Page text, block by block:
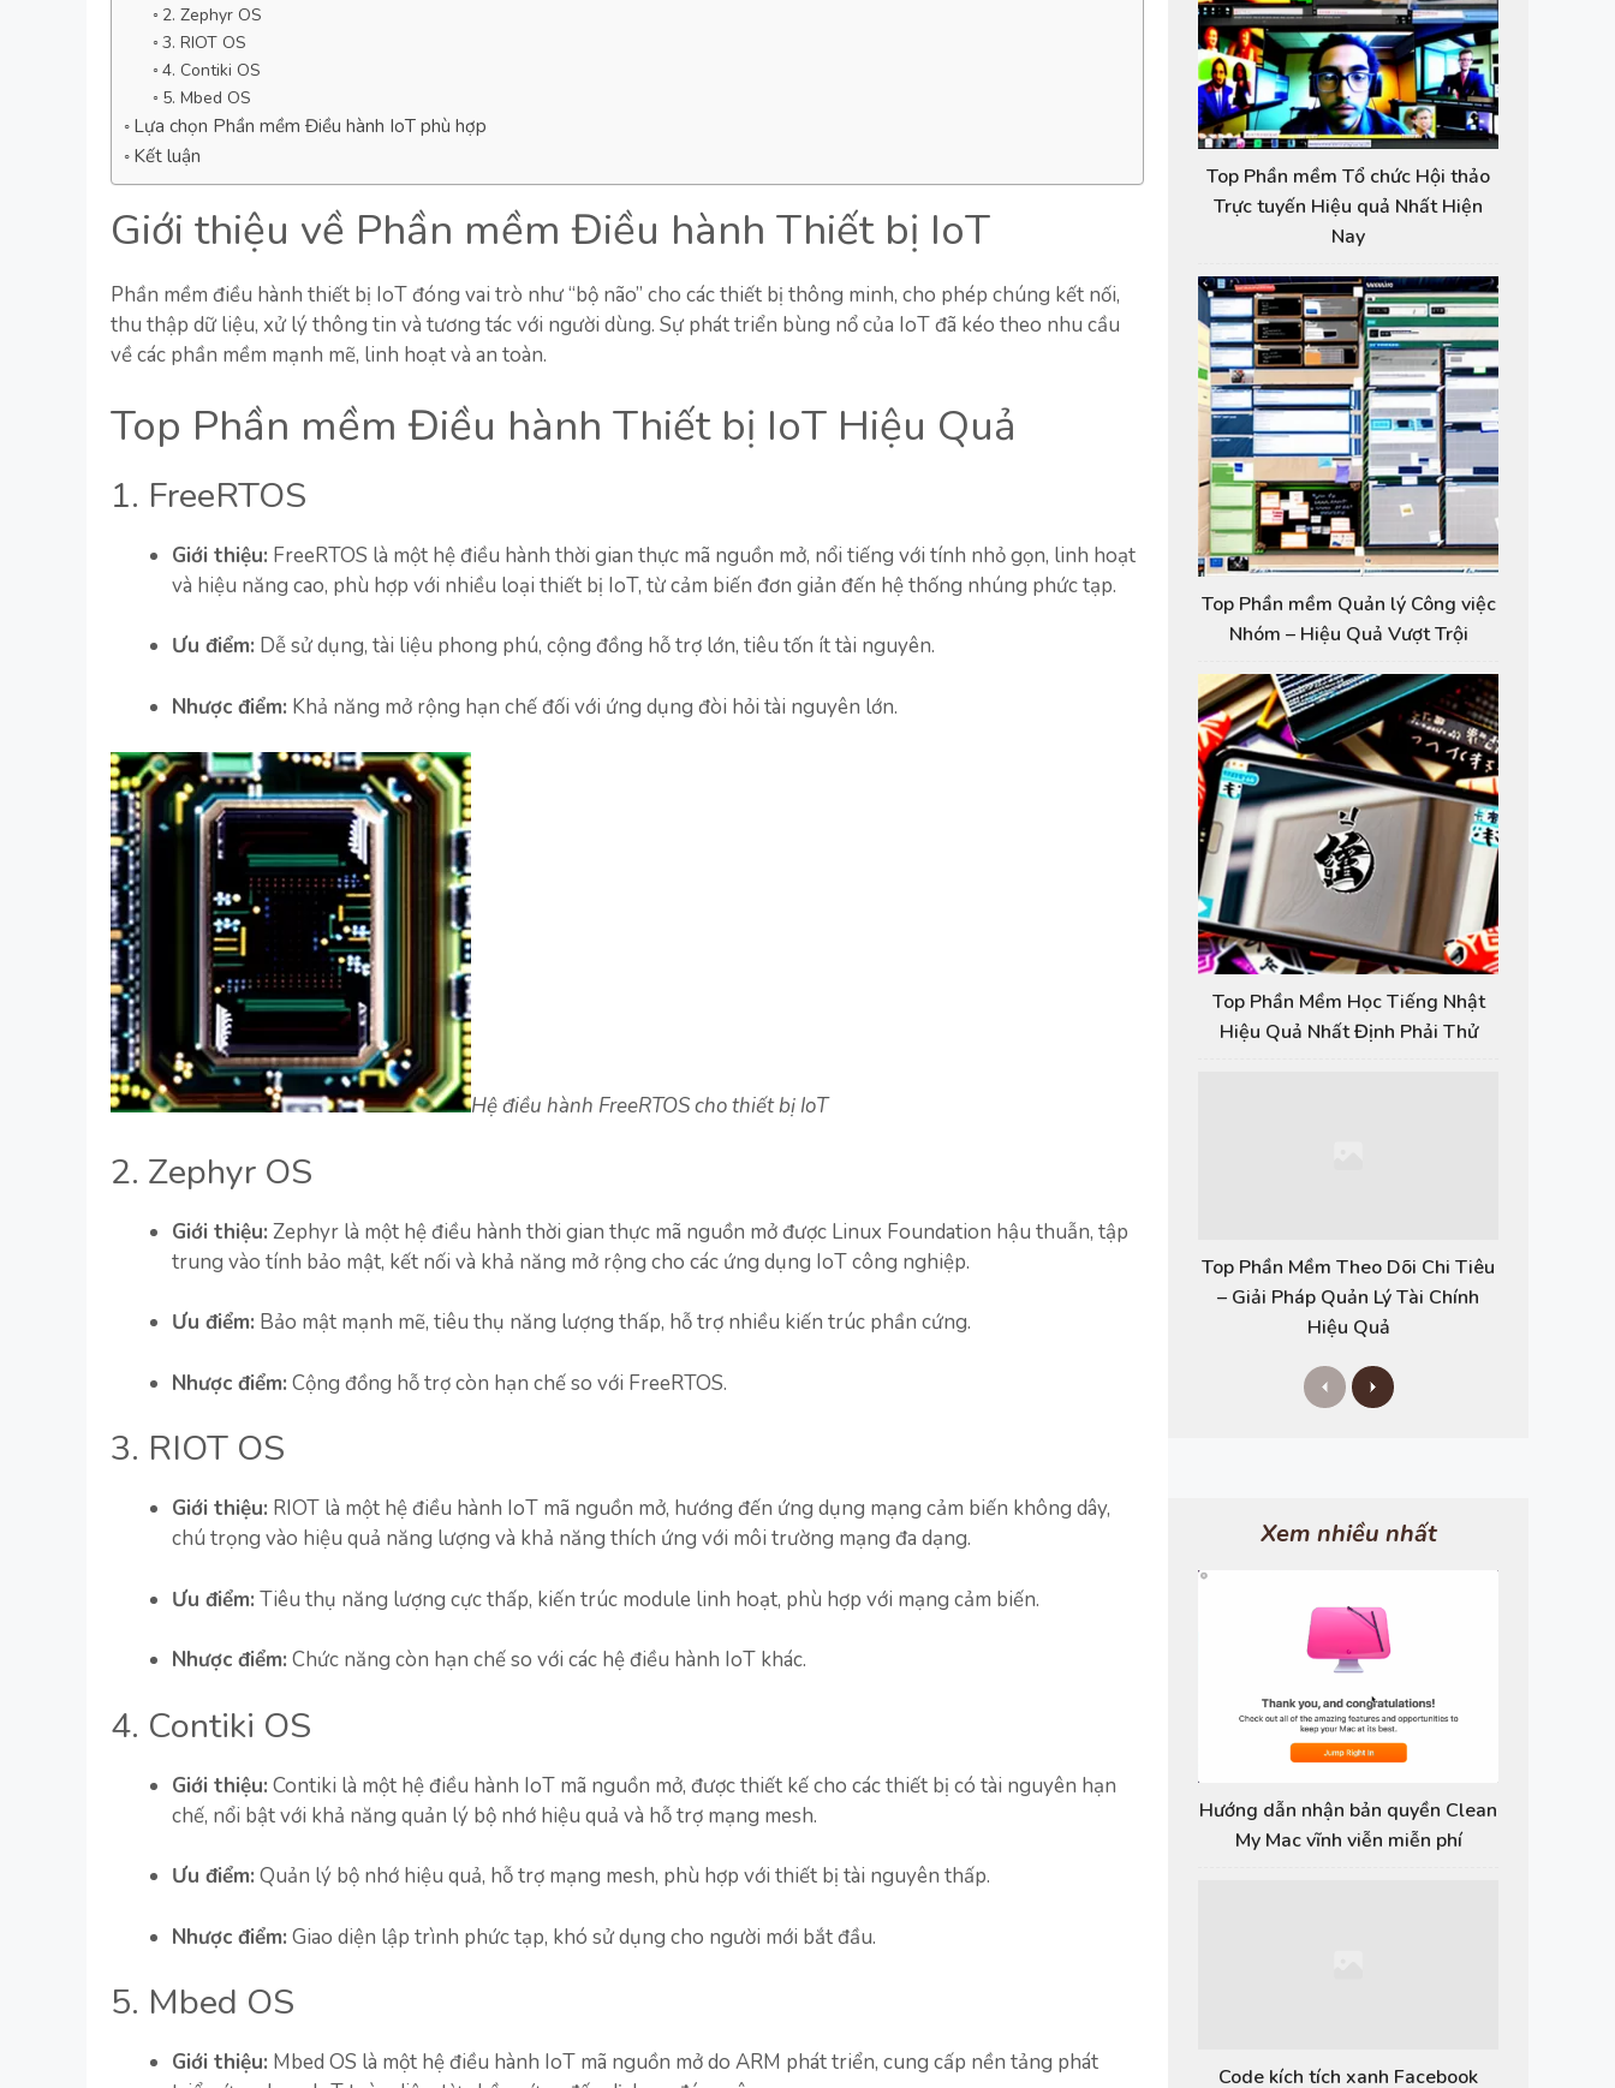
2. Zephyr OS
3. RIOT OS
4. Contiki OS
5. Mbed OS
Lựa chọn Phần mềm Điều hành IoT phù hợp
Kết luận
Giới thiệu về Phần mềm Điều hành Thiết bị IoT
Phần mềm điều hành thiết bị IoT đóng vai trò như “bộ não” cho các thiết bị thông minh, cho phép chúng kết nối,
thu thập dữ liệu, xử lý thông tin và tương tác với người dùng. Sự phát triển bùng nổ của IoT đã kéo theo nhu cầu
về các phần mềm mạnh mẽ, linh hoạt và an toàn.
Top Phần mềm Điều hành Thiết bị IoT Hiệu Quả
1. FreeRTOS
Giới thiệu: FreeRTOS là một hệ điều hành thời gian thực mã nguồn mở, nổi tiếng với tính nhỏ gọn, linh hoạt
và hiệu năng cao, phù hợp với nhiều loại thiết bị IoT, từ cảm biến đơn giản đến hệ thống nhúng phức tạp.
Ưu điểm: Dễ sử dụng, tài liệu phong phú, cộng đồng hỗ trợ lớn, tiêu tốn ít tài nguyên.
Nhược điểm: Khả năng mở rộng hạn chế đối với ứng dụng đòi hỏi tài nguyên lớn.
Hệ điều hành FreeRTOS cho thiết bị IoT
2. Zephyr OS
Giới thiệu: Zephyr là một hệ điều hành thời gian thực mã nguồn mở được Linux Foundation hậu thuẫn, tập
trung vào tính bảo mật, kết nối và khả năng mở rộng cho các ứng dụng IoT công nghiệp.
Ưu điểm: Bảo mật mạnh mẽ, tiêu thụ năng lượng thấp, hỗ trợ nhiều kiến trúc phần cứng.
Nhược điểm: Cộng đồng hỗ trợ còn hạn chế so với FreeRTOS.
3. RIOT OS
Giới thiệu: RIOT là một hệ điều hành IoT mã nguồn mở, hướng đến ứng dụng mạng cảm biến không dây,
chú trọng vào hiệu quả năng lượng và khả năng thích ứng với môi trường mạng đa dạng.
Ưu điểm: Tiêu thụ năng lượng cực thấp, kiến trúc module linh hoạt, phù hợp với mạng cảm biến.
Nhược điểm: Chức năng còn hạn chế so với các hệ điều hành IoT khác.
4. Contiki OS
Giới thiệu: Contiki là một hệ điều hành IoT mã nguồn mở, được thiết kế cho các thiết bị có tài nguyên hạn
chế, nổi bật với khả năng quản lý bộ nhớ hiệu quả và hỗ trợ mạng mesh.
Ưu điểm: Quản lý bộ nhớ hiệu quả, hỗ trợ mạng mesh, phù hợp với thiết bị tài nguyên thấp.
Nhược điểm: Giao diện lập trình phức tạp, khó sử dụng cho người mới bắt đầu.
5. Mbed OS
Giới thiệu: Mbed OS là một hệ điều hành IoT mã nguồn mở do ARM phát triển, cung cấp nền tảng phát
Top Phần mềm Tổ chức Hội thảo
Trực tuyến Hiệu quả Nhất Hiện
Nay
Top Phần mềm Quản lý Công việc
Nhóm – Hiệu Quả Vượt Trội
Top Phần Mềm Học Tiếng Nhật
Hiệu Quả Nhất Định Phải Thử
Top Phần Mềm Theo Dõi Chi Tiêu
– Giải Pháp Quản Lý Tài Chính
Hiệu Quả
P
r
s
N
e
Xem nhiều nhất
Hướng dẫn nhận bản quyền Clean
My Mac vĩnh viễn miễn phí
Code kích tích xanh Facebook